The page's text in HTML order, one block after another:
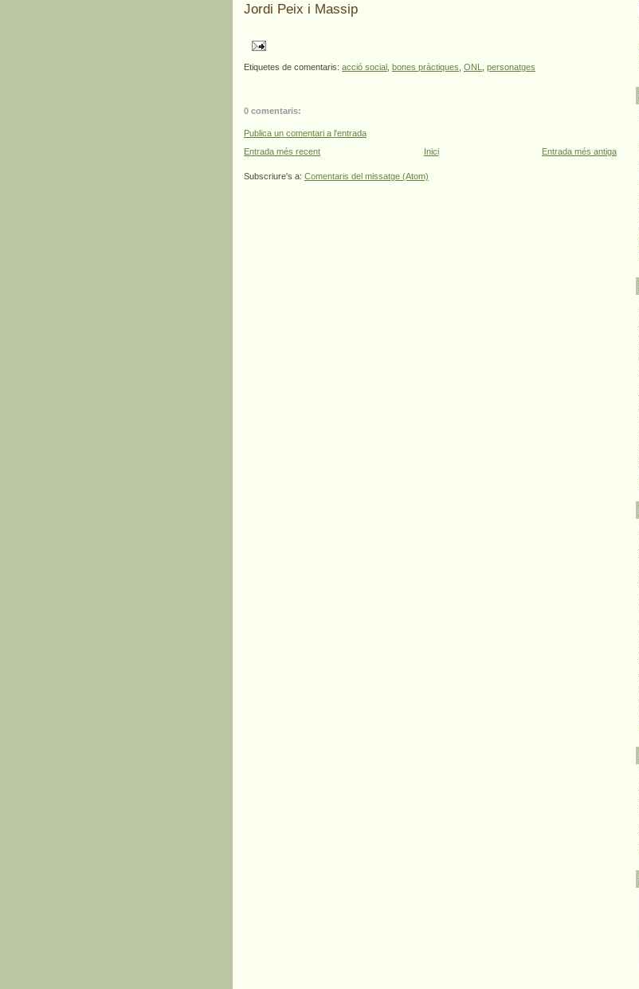
Jordi Peix i Massip
Etiquetes de comentaris: acció social bones pràctiques ONL personatges
0 comentaris:
Publica un comentari a l'entrada
Entrada més recent
Entrada més antiga
Inici
Subscriure's a: Comentaris del missatge (Atom)